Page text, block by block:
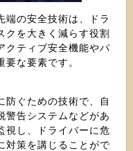
端の安全技術は、ドラ
クを大きく減らす役割
クティブ安全機能やパ
な要素です。
防ぐための技術で、自
警告システムなどがあ
視し、ドライバーに危
対策を講じることがで